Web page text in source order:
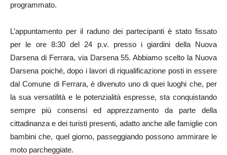
programmato.
L’appuntamento per il raduno dei partecipanti è stato fissato
per le ore 8:30 del 24 p.v. presso i giardini della Nuova
Darsena di Ferrara, via Darsena 55. Abbiamo scelto la Nuova
Darsena poiché, dopo i lavori di riqualificazione posti in essere
dal Comune di Ferrara, è divenuto uno di quei luoghi che, per
la sua versatilità e le potenzialità espresse, sta conquistando
sempre più consensi ed apprezzamento da parte della
cittadinanza e dei turisti presenti, adatto anche alle famiglie con
bambini che, quel giorno, passeggiando possono ammirare le
moto parcheggiate.